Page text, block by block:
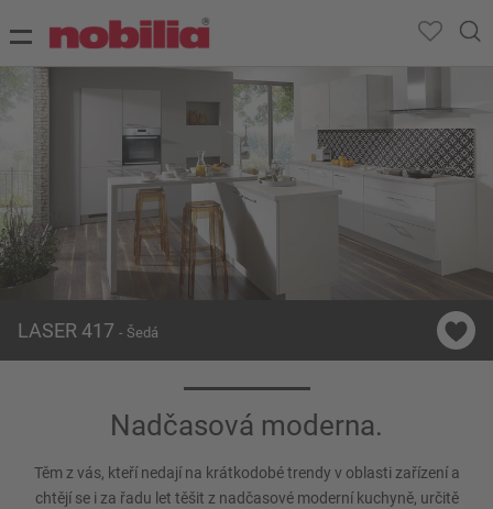
LASER 417 - Šedá
Nadčasová moderna.
Těm z vás, kteří nedají na krátkodobé trendy v oblasti zařízení a
chtějí se i za řadu let těšit z nadčasové moderní kuchyně, určitě